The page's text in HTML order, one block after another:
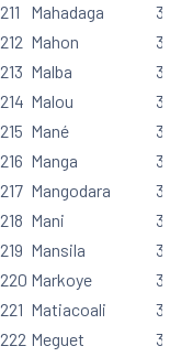
211
212
213
214
215
216
217
218
219
220
221
222
Mahadaga
Mahon
Malba
Malou
Mané
Manga
Mangodara
Mani
Mansila
Markoye
Matiacoali
Meguet
311
312
313
314
315
316
317
318
319
321